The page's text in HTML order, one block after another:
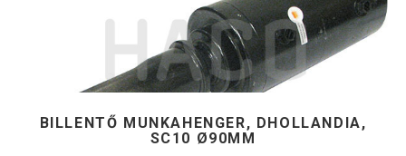
BILLENTŐ MUNKAHENGER, DHOLLANDIA,
SC10 Ø90MM